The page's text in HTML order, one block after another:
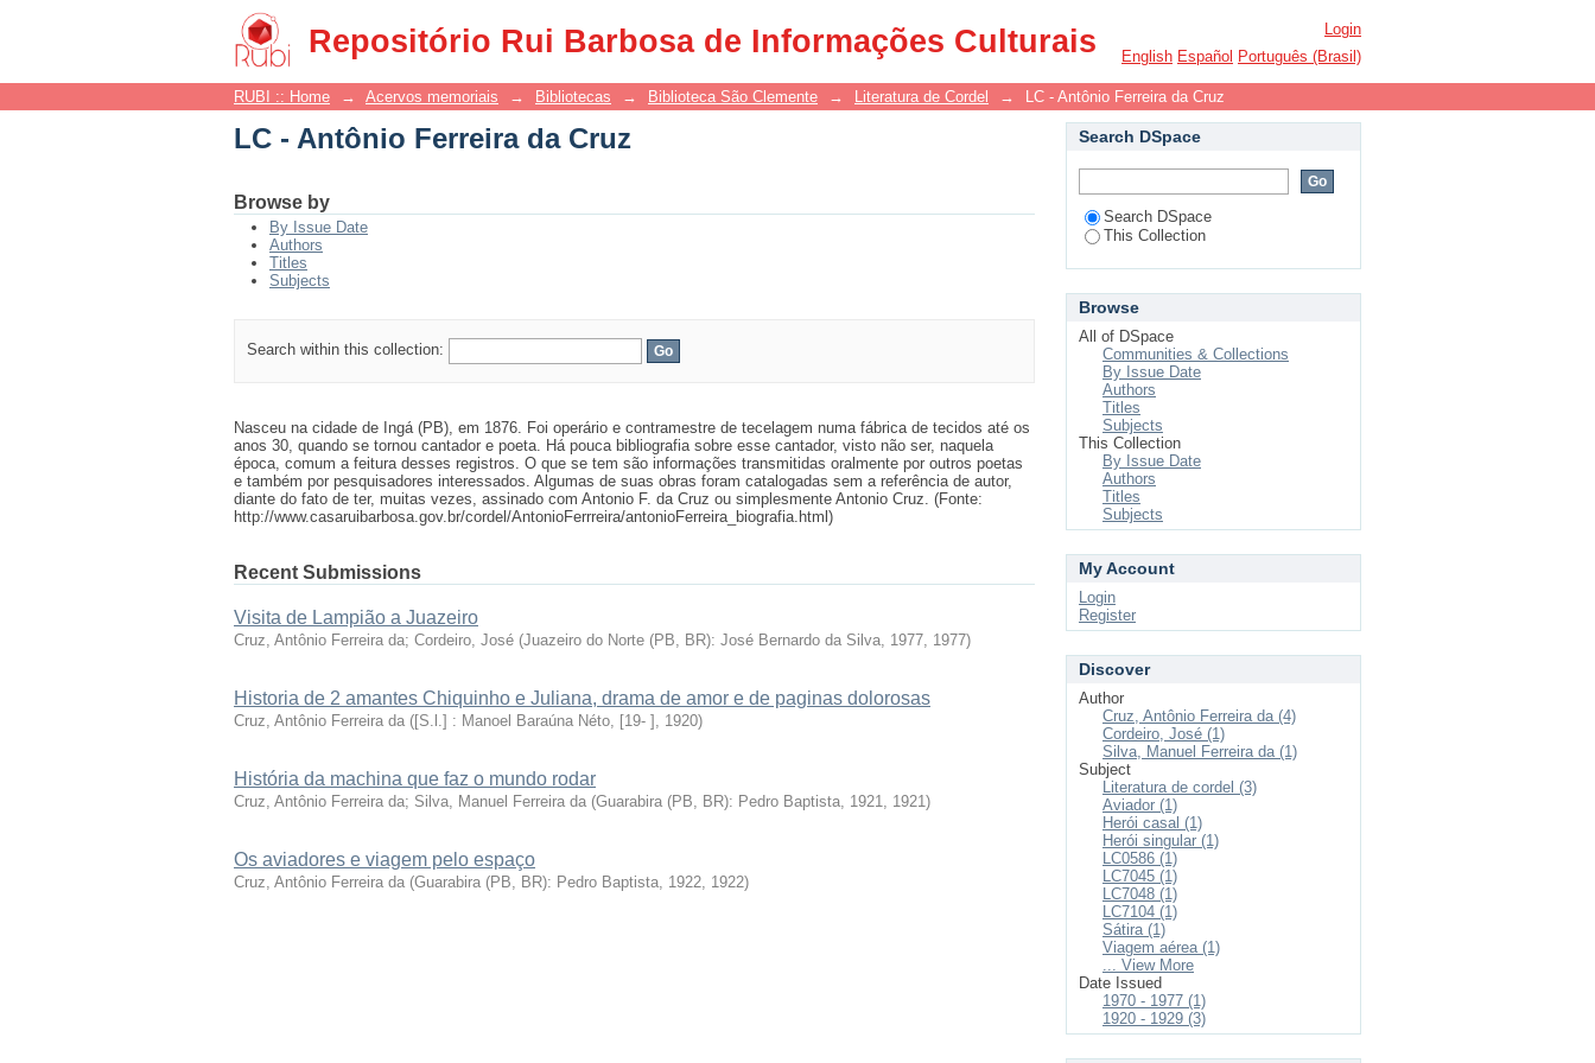
Repositório Rui Barbosa de Informações Culturais
LC - Antônio Ferreira da Cruz
Login
English Español Português (Brasil)
RUBI :: Home → Acervos memoriais → Bibliotecas → Biblioteca São Clemente → Literatura de Cordel → LC - Antônio Ferreira da Cruz
LC - Antônio Ferreira da Cruz
Browse by
By Issue Date
Authors
Titles
Subjects
Search within this collection:
Nasceu na cidade de Ingá (PB), em 1876. Foi operário e contramestre de tecelagem numa fábrica de tecidos até os
anos 30, quando se tornou cantador e poeta. Há pouca bibliografia sobre esse cantador, visto não ser, naquela
época, comum a feitura desses registros. O que se tem são informações transmitidas oralmente por outros poetas
e também por pesquisadores interessados. Algumas de suas obras foram catalogadas sem a referência de autor,
diante do fato de ter, muitas vezes, assinado com Antonio F. da Cruz ou simplesmente Antonio Cruz. (Fonte:
http://www.casaruibarbosa.gov.br/cordel/AntonioFerrreira/antonioFerreira_biografia.html)
Recent Submissions
Visita de Lampião a Juazeiro
Cruz, Antônio Ferreira da; Cordeiro, José (Juazeiro do Norte (PB, BR): José Bernardo da Silva, 1977, 1977)
Historia de 2 amantes Chiquinho e Juliana, drama de amor e de paginas dolorosas
Cruz, Antônio Ferreira da ([S.l.] : Manoel Baraúna Néto, [19- ] , 1920)
História da machina que faz o mundo rodar
Cruz, Antônio Ferreira da; Silva, Manuel Ferreira da (Guarabira (PB, BR): Pedro Baptista, 1921, 1921)
Os aviadores e viagem pelo espaço
Cruz, Antônio Ferreira da (Guarabira (PB, BR): Pedro Baptista, 1922, 1922)
Search DSpace
Search DSpace
This Collection
Browse
All of DSpace
Communities & Collections
By Issue Date
Authors
Titles
Subjects
This Collection
By Issue Date
Authors
Titles
Subjects
My Account
Login
Register
Discover
Author
Cruz, Antônio Ferreira da (4)
Cordeiro, José (1)
Silva, Manuel Ferreira da (1)
Subject
Literatura de cordel (3)
Aviador (1)
Herói casal (1)
Herói singular (1)
LC0586 (1)
LC7045 (1)
LC7048 (1)
LC7104 (1)
Sátira (1)
Viagem aérea (1)
... View More
Date Issued
1970 - 1977 (1)
1920 - 1929 (3)